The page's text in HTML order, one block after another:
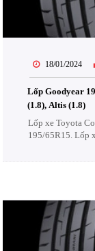
18/01/2024
Lốp Goodyear
(1.8), Altis (1.8)
Lốp xe Toyota
195/65R15. Lốp